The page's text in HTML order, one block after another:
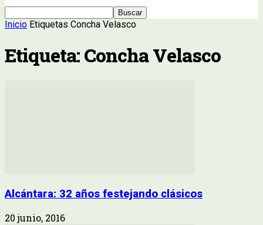
Inicio Etiquetas Concha Velasco
Etiqueta: Concha Velasco
Alcántara: 32 años festejando clásicos
20 junio, 2016